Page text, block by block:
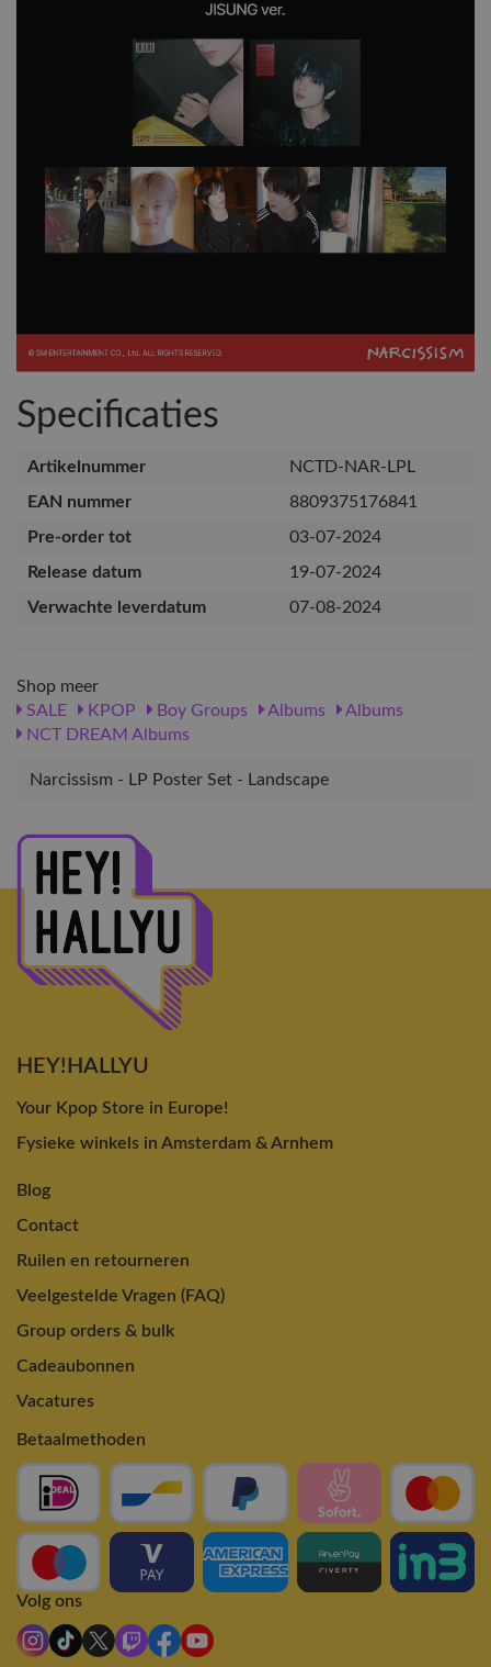
Specificaties
Artikelnummer
NCTD-NAR-LPL
EAN nummer
8809375176841
Pre-order tot
03-07-2024
Release datum
19-07-2024
Verwachte leverdatum
07-08-2024
Shop meer
SALE
KPOP Boy Groups Albums
Albums
NCT DREAM Albums
Narcissism - LP Poster Set - Landscape
HEY!HALLYU
Your Kpop Store in Europe!
Fysieke winkels in Amsterdam & Arnhem
Blog
Contact
Ruilen en retourneren
Veelgestelde Vragen (FAQ)
Group orders & bulk
Cadeaubonnen
Vacatures
Betaalmethoden
Volg ons